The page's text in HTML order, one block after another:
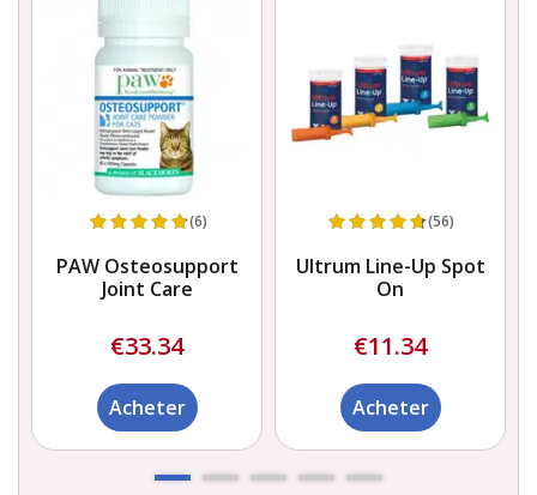
(6)
PAW Osteosupport
Joint Care
€33.34
Acheter
(56)
Ultrum Line-Up Spot
On
€11.34
Acheter